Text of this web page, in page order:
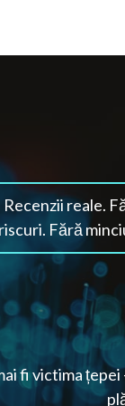
Recenzii reale.
riscuri. Fără
fi victima